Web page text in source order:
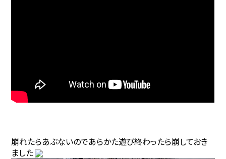
崩れたらあぶないのであらかた遊び終わったら崩しておき
ました